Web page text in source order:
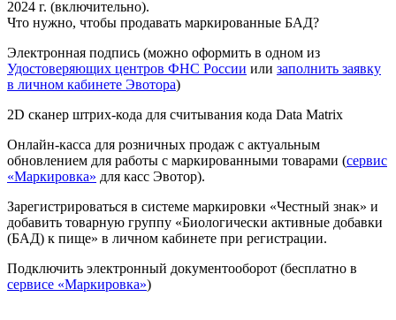
2024 г. (включительно).
Что нужно, чтобы продавать маркированные БАД?
Электронная подпись (можно оформить в одном из
Удостоверяющих центров ФНС России или заполнить заявку
в личном кабинете Эвотора)
2D сканер штрих-кода для считывания кода Data Matrix
Онлайн-касса для розничных продаж с актуальным
обновлением для работы с маркированными товарами (сервис
«Маркировка» для касс Эвотор).
Зарегистрироваться в системе маркировки «Честный знак» и
добавить товарную группу «Биологически активные добавки
(БАД) к пище» в личном кабинете при регистрации.
Подключить электронный документооборот (бесплатно в
сервисе «Маркировка»)